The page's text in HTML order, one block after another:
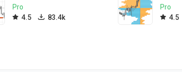
Pro
4.5
83.4k
Pro
4.5